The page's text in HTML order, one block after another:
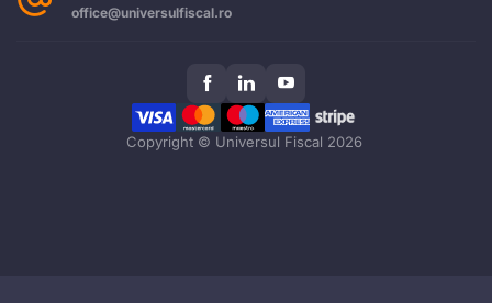
office@universulfiscal.ro
Copyright © Universul Fiscal 2026